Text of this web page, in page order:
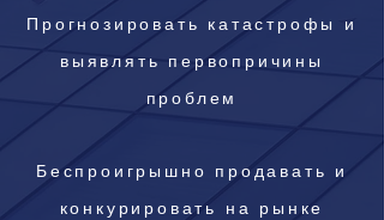
Прогнозировать катастрофы и
выявлять первопричины
проблем
Беспроигрышно продавать и
конкурировать на рынке